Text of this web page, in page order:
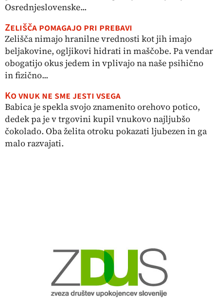
Osrednjeslovenske...
Zelišča pomagajo pri prebavi
Zelišča nimajo hranilne vrednosti kot jih imajo
beljakovine, ogljikovi hidrati in maščobe. Pa vendar
obogatijo okus jedem in vplivajo na naše psihično
in fizično...
Ko vnuk ne sme jesti vsega
Babica je spekla svojo znamenito orehovo potico,
dedek pa je v trgovini kupil vnukovo najljubšo
čokolado. Oba želita otroku pokazati ljubezen in ga
malo razvajati.